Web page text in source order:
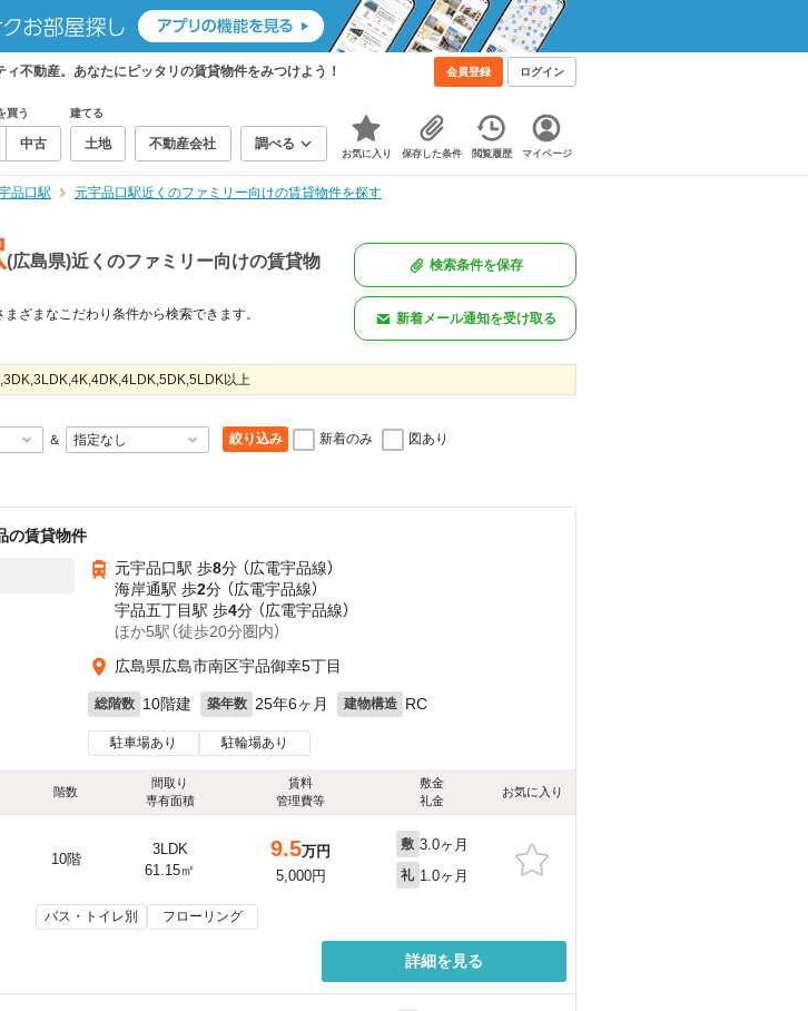
不動産。あなたにピッタリの賃貸物件をみつけよう！ 会員登録 ログイン
買う
中古
建てる
土地 不動産会社 調べる
お気に入り 保存した条件 閲覧履歴 マイページ
品口駅 元宇品口駅近くのファミリー向けの賃貸物件を探す
(広島県)近くのファミリー向けの賃貸物
ざまなこだわり条件から検索できます。
検索条件を保存
新着メール通知を受け取る
以上
＆ 絞り込み 新着のみ 図あり
の賃貸物件
元宇品口駅 歩8分 （広電宇品線）
海岸通駅 歩2分 （広電宇品線）
宇品五丁目駅 歩4分 （広電宇品線）
ほか5駅（徒歩20分圏内）
広島県広島市南区宇品御幸5丁目
総階数 10階建 築年数 25年6ヶ月 建物構造 RC
駐車場あり 駐輪場あり
階数
間取り
専有面積
賃料
管理費等
敷金
礼金
お気に入り
10階
3LDK
61.15㎡
9.5万円
5,000円
敷 3.0ヶ月
礼 1.0ヶ月
バス・トイレ別 フローリング
詳細を見る